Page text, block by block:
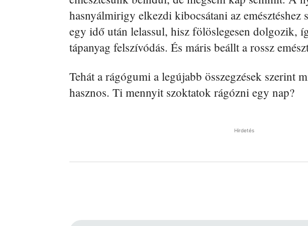
hasnyálmirigy elkezdi kibocsátani az emésztéshez
egy idő után lelassul, hisz fölöslegesen dolgozik,
tápanyag felszívódás. És máris beállt a rossz
Tehát a rágógumi a legújabb összegzések szerint
hasznos. Ti mennyit szoktatok rágózni egy nap?
Hirdetés